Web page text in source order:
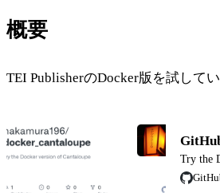
概要
TEI PublisherのDocker版を試して
Try the